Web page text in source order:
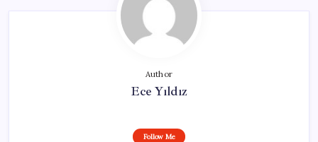
Author
Ece Yıldız
Follow Me